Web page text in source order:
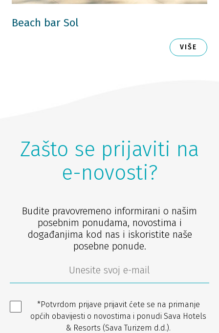
Beach bar Sol
VIŠE
Zašto se prijaviti na
e-novosti?
Budite pravovremeno informirani o našim
posebnim ponudama, novostima i
događanjima kod nas i iskoristite naše
posebne ponude.
*Potvrdom prijave prijavit ćete se na primanje
općih obavijesti o novostima i ponudi Sava Hotels
& Resorts (Sava Turizem d.d.).